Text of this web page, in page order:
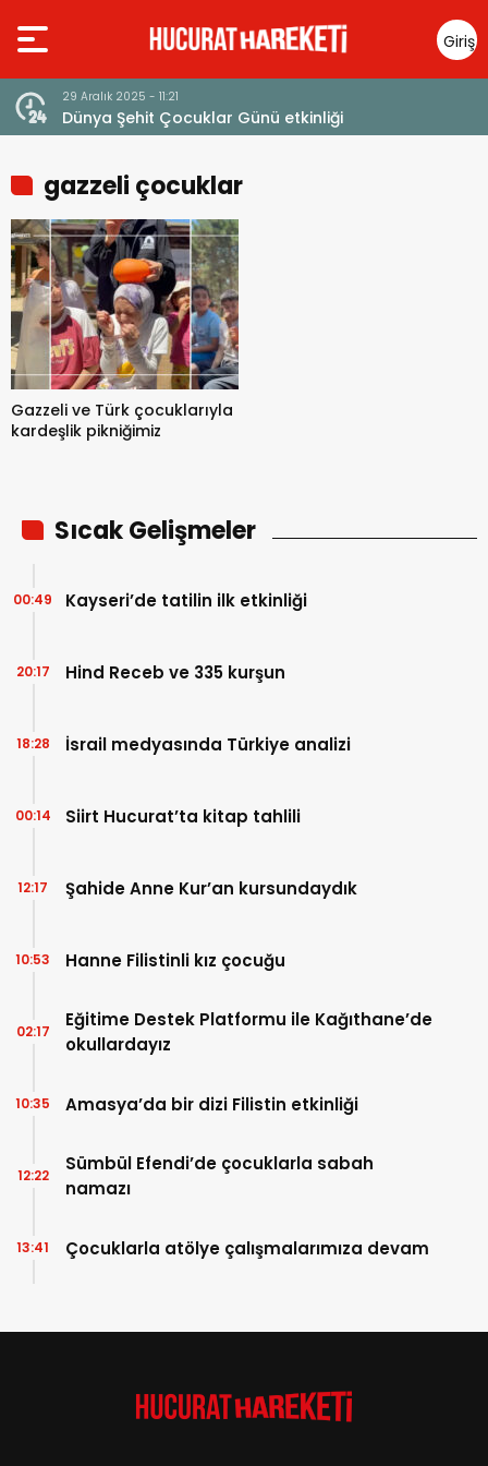
Giriş
Yap
29 Aralık 2025 - 11:21
Dünya Şehit Çocuklar Günü etkinliği
gazzeli çocuklar
Gazzeli ve Türk çocuklarıyla
kardeşlik pikniğimiz
Sıcak Gelişmeler
Kayseri’de tatilin ilk etkinliği
00:49
Hind Receb ve 335 kurşun
20:17
İsrail medyasında Türkiye analizi
18:28
Siirt Hucurat’ta kitap tahlili
00:14
Şahide Anne Kur’an kursundaydık
12:17
Hanne Filistinli kız çocuğu
10:53
Eğitime Destek Platformu ile Kağıthane’de
okullardayız
02:17
Amasya’da bir dizi Filistin etkinliği
10:35
Sümbül Efendi’de çocuklarla sabah
namazı
12:22
Çocuklarla atölye çalışmalarımıza devam
13:41